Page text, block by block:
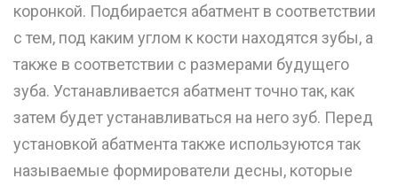
коронкой. Подбирается абатмент в соответствии
с тем, под каким углом к кости находятся зубы, а
также в соответствии с размерами будущего
зуба. Устанавливается абатмент точно так, как
затем будет устанавливаться на него зуб. Перед
установкой абатмента также используются так
называемые формирователи десны, которые